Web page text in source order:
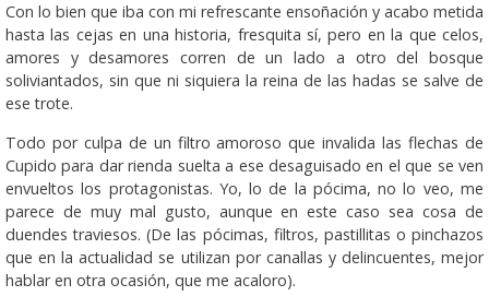
Con lo bien que iba con mi refrescante ensoñación y acabo metida
hasta las cejas en una historia, fresquita sí, pero en la que celos,
amores y desamores corren de un lado a otro del bosque
soliviantados, sin que ni siquiera la reina de las hadas se salve de
ese trote.
Todo por culpa de un filtro amoroso que invalida las flechas de
Cupido para dar rienda suelta a ese desaguisado en el que se ven
envueltos los protagonistas. Yo, lo de la pócima, no lo veo, me
parece de muy mal gusto, aunque en este caso sea cosa de
duendes traviesos. (De las pócimas, filtros, pastillitas o pinchazos
que en la actualidad se utilizan por canallas y delincuentes, mejor
hablar en otra ocasión, que me acaloro).